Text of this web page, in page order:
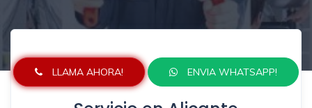
LLAMA AHORA! ENVIA WHATSAPP!